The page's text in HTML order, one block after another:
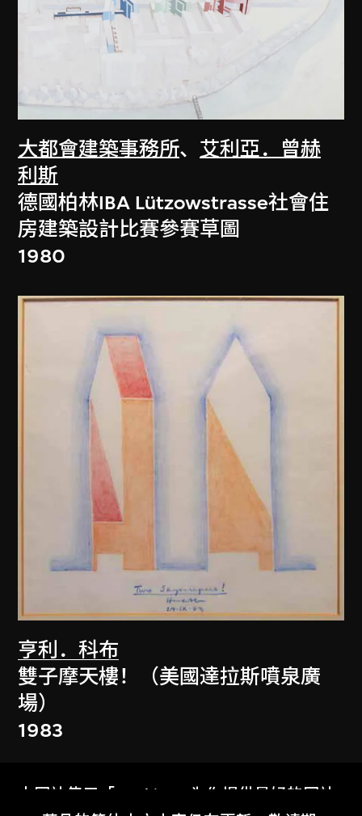
大都會建築事務所、 艾利亞．曾赫
利斯
德國柏林IBA Lützowstrasse社會住
房建築設計比賽參賽草圖
1980
亨利．科布
雙子摩天樓！（美國達拉斯噴泉廣
場）
1983
本网站使用「Cookies」为你提供最好的网站